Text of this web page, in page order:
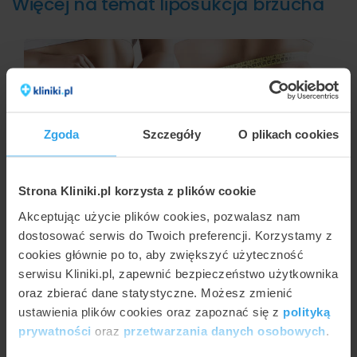
Zgoda Szczegóły O plikach cookies
Strona Kliniki.pl korzysta z plików cookie
Akceptując użycie plików cookies, pozwalasz nam
dostosować serwis do Twoich preferencji. Korzystamy z
cookies głównie po to, aby zwiększyć użyteczność
serwisu Kliniki.pl, zapewnić bezpieczeństwo użytkownika
oraz zbierać dane statystyczne. Możesz zmienić
ustawienia plików cookies oraz zapoznać się z polityką
prywatności oraz przetwarzania danych osobowych
Jakimi metodami można usunąć tłuszcz z
brzucha?
AGNIESZKA KAPKA-PLEWA